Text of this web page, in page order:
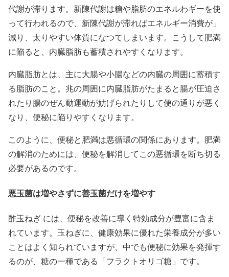
代謝が滞ります。新陳代謝は糖や脂肪のエネルわギーを使
って行われるので、新陳代謝が滞ればエネルギー消費が」
減り、太りやすい体質になつてしまいます。こうして肥満
に陥ると、内臓脂肪も蓄積されやすくなります。
内臓脂肪とは、主に大腸や小腸などの内臓の周囲に蓄積す
る脂肪のこと。兆の周囲に内臓脂肪がたまると腸が圧迫さ
れたり腸のぜん動運動が妨げられたりして便の通りが悪く
なり、便秘に陥りやすくなります。
このように、便秘と肥満は悪循環の関係にあります。肥満
の解消のためには、便秘を解消してこの悪循環を断ち切る
必要があるのです。
悪玉菌は増やさずに善玉菌だけを増やす
酢玉ねぎ には、便秘を改善に導く特効成分が豊富に含ま
れています。玉ねぎに、健康効果に優れた栄養成分が多い
ことはよく知られていますが、中でも便秘に効果を発揮す
るのが、糖の一種である「フラクトオリゴ糖」です。